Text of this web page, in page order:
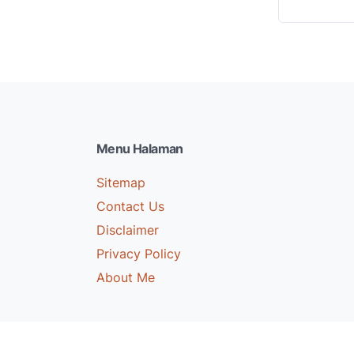
Menu Halaman
Sitemap
Contact Us
Disclaimer
Privacy Policy
About Me